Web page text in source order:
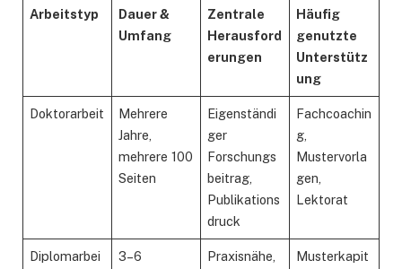
Arbeitstyp
Dauer &
Umfang
Zentrale
Herausford
erungen
Häufig
genutzte
Unterstütz
ung
Doktorarbeit
Mehrere
Jahre,
mehrere 100
Seiten
Eigenständi
ger
Forschungs
beitrag,
Publikations
druck
Fachcoachin
g,
Mustervorla
gen,
Lektorat
Diplomarbei
3–6
Praxisnähe,
Musterkapit